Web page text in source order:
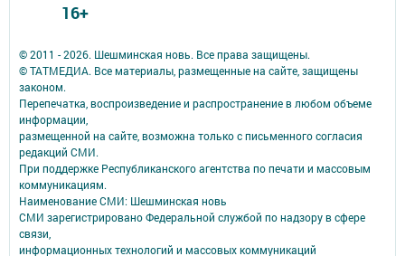
© 2011 - 2026. Шешминская новь. Все права защищены.
© ТАТМЕДИА. Все материалы, размещенные на сайте, защищены
законом.
Перепечатка, воспроизведение и распространение в любом объеме
информации,
размещенной на сайте, возможна только с письменного согласия
редакций СМИ.
При поддержке Республиканского агентства по печати и массовым
коммуникациям.
Наименование СМИ: Шешминская новь
СМИ зарегистрировано Федеральной службой по надзору в сфере
связи,
информационных технологий и массовых коммуникаций
16+